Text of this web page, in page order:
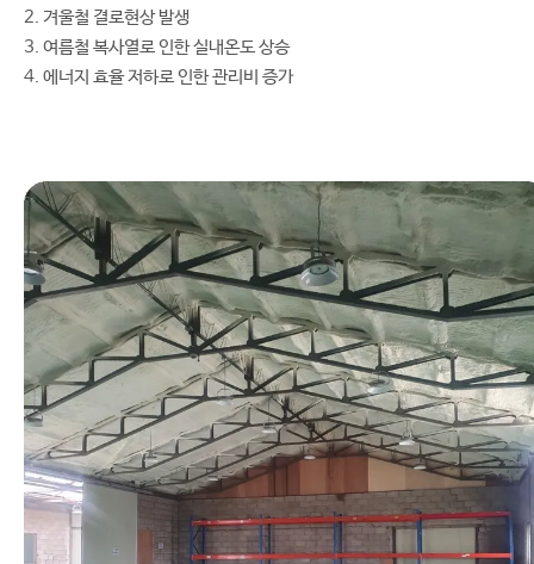
2. 겨울철 결로현상 발생
3. 여름철 복사열로 인한 실내온도 상승
4. 에너지 효율 저하로 인한 관리비 증가